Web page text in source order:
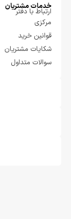
خدمات مشتریان
ارتباط با دفتر
مرکزی
قوانین خرید
شکایات مشتریان
سوالات متداول